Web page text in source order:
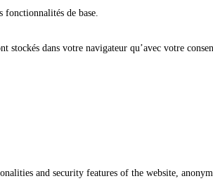
fonctionnalités de base.
dans votre navigateur qu’avec votre
and security features of the website,